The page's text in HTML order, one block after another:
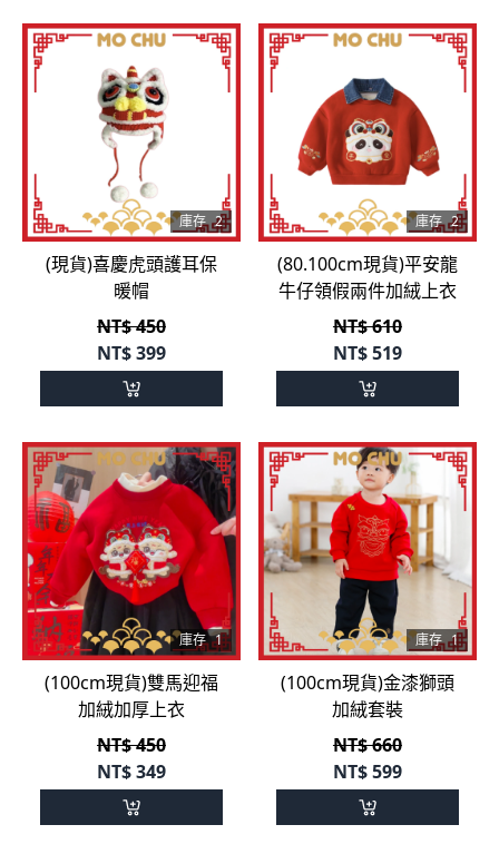
庫存 2
(現貨)喜慶虎頭護耳保
暖帽
NT$ 450
NT$399
庫存 2
(80.100cm現貨)平安龍
牛仔領假兩件加絨上衣
NT$ 610
NT$519
庫存 1
(100cm現貨)雙馬迎福
加絨加厚上衣
NT$ 450
NT$349
庫存 1
(100cm現貨)金漆獅頭
加絨套裝
NT$ 660
NT$599